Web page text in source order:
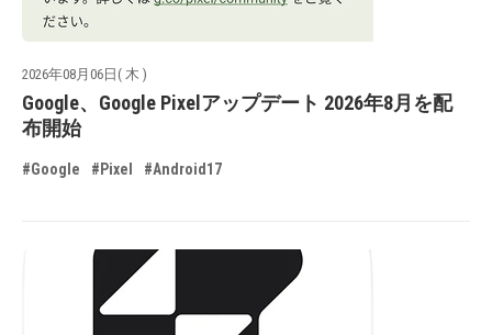
2026年08月06日( 木 )
Google、Google Pixelアップデート 2026年8月を配
布開始
#Google #Pixel #Android17